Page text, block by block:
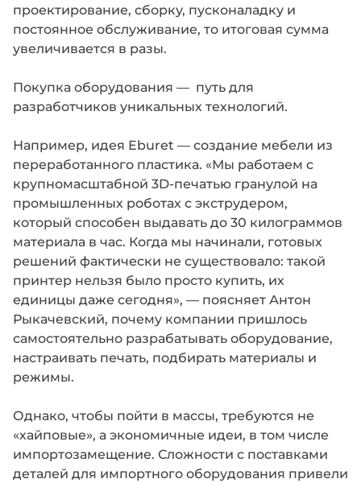
проектирование, сборку, пусконаладку и
постоянное обслуживание, то итоговая сумма
увеличивается в разы.
Покупка оборудования — путь для
разработчиков уникальных технологий.
Например, идея Eburet — создание мебели из
переработанного пластика. «Мы работаем с
крупномасштабной 3D-печатью гранулой на
промышленных роботах с экструдером,
который способен выдавать до 30 килограммов
материала в час. Когда мы начинали, готовых
решений фактически не существовало: такой
принтер нельзя было просто купить, их
единицы даже сегодня», — поясняет Антон
Рыкачевский, почему компании пришлось
самостоятельно разрабатывать оборудование,
настраивать печать, подбирать материалы и
режимы.
Однако, чтобы пойти в массы, требуются не
«хайповые», а экономичные идеи, в том числе
импортозамещение. Сложности с поставками
деталей для импортного оборудования привели